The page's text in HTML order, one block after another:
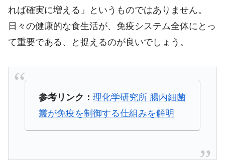
れば確実に増える」というものではありません。
日々の健康的な食生活が、免疫システム全体にとっ
て重要である、と捉えるのが良いでしょう。
参考リンク：理化学研究所 腸内細菌
叢が免疫を制御する仕組みを解明